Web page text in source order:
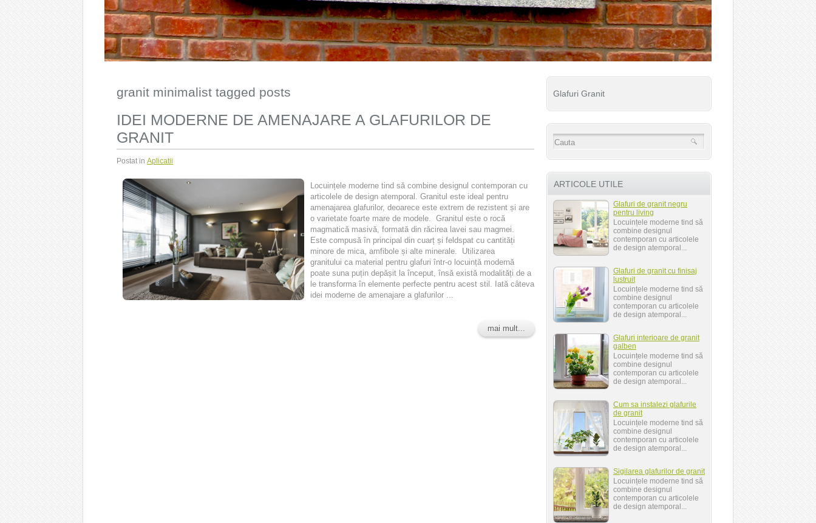
Glafuri Granit
ARTICOLE UTILE
Glafuri de granit negru
pentru living
Locuințele moderne tind să
combine designul
contemporan cu articolele
de design atemporal...
Glafuri de granit cu finisaj
lustruit
Locuințele moderne tind să
combine designul
contemporan cu articolele
de design atemporal...
Glafuri interioare de granit
galben
Locuințele moderne tind să
combine designul
contemporan cu articolele
de design atemporal...
Cum sa instalezi glafurile
de granit
Locuințele moderne tind să
combine designul
contemporan cu articolele
de design atemporal...
Sigilarea glafurilor de granit
Locuințele moderne tind să
combine designul
contemporan cu articolele
de design atemporal...
granit minimalist tagged posts
IDEI MODERNE DE AMENAJARE A GLAFURILOR DE
GRANIT
Postat in Aplicatii
Locuințele moderne tind să combine designul contemporan cu
articolele de design atemporal. Granitul este ideal pentru
amenajarea glafurilor, deoarece este extrem de rezistent și are
o varietate foarte mare de modele. Granitul este o rocă
magmatică masivă, formată din răcirea lavei sau magmei.
Este compusă în principal din cuarț și feldspat cu cantități
minore de mica, amfibole și alte minerale. Utilizarea
granitului ca material pentru glafuri într-o locuință modernă
poate suna puțin depășit la început, însă există modalități de a
le transforma în elemente perfecte pentru acest stil. Iată câteva
idei moderne de amenajare a glafurilor ...
mai mult...